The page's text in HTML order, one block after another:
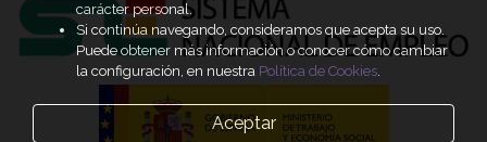
carácter personal.
Si continúa navegando, consideramos que acepta su uso.
Puede obtener más información o conocer cómo cambiar
la configuración, en nuestra Política de Cookies.
Aceptar